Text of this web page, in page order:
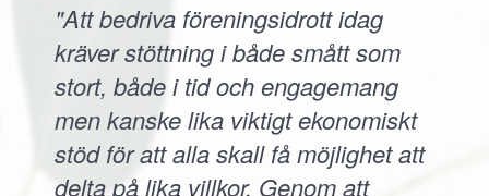
"Att bedriva föreningsidrott idag
kräver stöttning i både smått som
stort, både i tid och engagemang
men kanske lika viktigt ekonomiskt
stöd för att alla skall få möjlighet att
delta på lika villkor. Genom att